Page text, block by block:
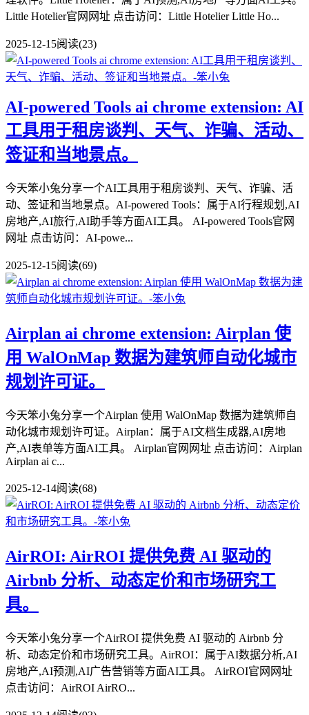
Little Hotelier官网网址 点击访问：Little Hotelier Little Ho...
2025-12-15阅读(23)
AI-powered Tools ai chrome extension: AI
工具用于租房谈判、天气、诈骗、活动、
签证和当地景点。
今天笨小兔分享一个AI工具用于租房谈判、天气、诈骗、活
动、签证和当地景点。AI-powered Tools：属于AI行程规划,AI
房地产,AI旅行,AI助手等方面AI工具。 AI-powered Tools官网
网址 点击访问：AI-powe...
2025-12-15阅读(69)
Airplan ai chrome extension: Airplan 使
用 WalOnMap 数据为建筑师自动化城市
规划许可证。
今天笨小兔分享一个Airplan 使用 WalOnMap 数据为建筑师自
动化城市规划许可证。Airplan：属于AI文档生成器,AI房地
产,AI表单等方面AI工具。 Airplan官网网址 点击访问：Airplan
Airplan ai c...
2025-12-14阅读(68)
AirROI: AirROI 提供免费 AI 驱动的
Airbnb 分析、动态定价和市场研究工
具。
今天笨小兔分享一个AirROI 提供免费 AI 驱动的 Airbnb 分
析、动态定价和市场研究工具。AirROI：属于AI数据分析,AI
房地产,AI预测,AI广告营销等方面AI工具。 AirROI官网网址
点击访问：AirROI AirRO...